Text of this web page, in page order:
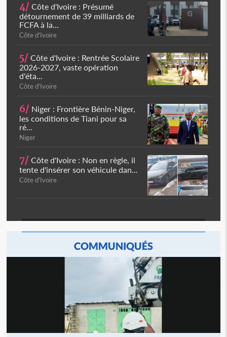
4/ Côte d'Ivoire : Présumé
détournement de 39 milliards de
FCFA à la...
Côte d'Ivoire
5/ Côte d'Ivoire : Rentrée Scolaire
2026-2027, vaste opération
d'éta...
Côte d'Ivoire
6/ Niger : Frontière Bénin-Niger,
les conditions de Tiani pour sa
ré...
Niger
7/ Côte d'Ivoire : Non en règle, il
tente d'insérer son véhicule dan...
Côte d'Ivoire
COMMUNIQUÉS